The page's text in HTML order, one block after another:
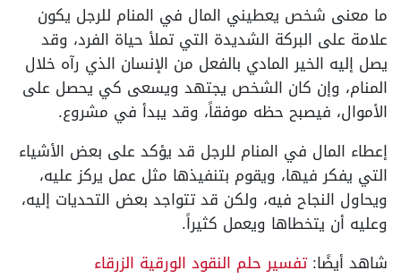
ما معنى شخص يعطيني المال في المنام للرجل يكون
علامة على البركة الشديدة التي تملأ حياة الفرد، وقد
يصل إليه الخير المادي بالفعل من الإنسان الذي رآه خلال
المنام، وإن كان الشخص يجتهد ويسعى كي يحصل على
الأموال، فيصبح حظه موفقاً، وقد يبدأ في مشروع.
إعطاء المال في المنام للرجل قد يؤكد على بعض الأشياء
التي يفكر فيها، ويقوم بتنفيذها مثل عمل يركز عليه،
ويحاول النجاح فيه، ولكن قد تتواجد بعض التحديات إليه،
وعليه أن يتخطاها ويعمل كثيراً.
شاهد أيضًا:تفسير حلم النقود الورقية الزرقاء